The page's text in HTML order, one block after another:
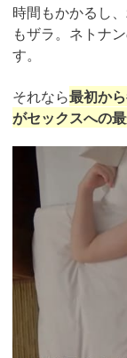
時間もかかるし
もザラ。ネトナ
す。
それなら最初か
がセックスへの
https://pcmax.jp/lp/?
ad_id=rm327007